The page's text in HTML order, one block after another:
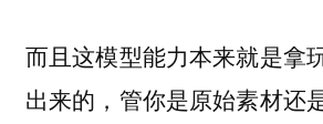
而且这模型能力本来就是拿
出来的，管你是原始素材还